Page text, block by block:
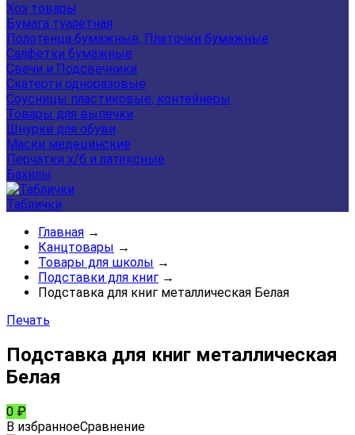
Хоз товары
Бумага туалетная
Полотенца бумажные, Платочки бумажные
Салфетки бумажные
Свечи и Подсвечники
Скатерти одноразовые
Соусницы пластиковые, контейнеры
Товары для выпечки
Шнурки для обуви
Маски медецинские
Перчатки х/б и латексные
Бахилы
Таблички
Главная →
Канцтовары →
Товары для школы →
Подставки для книг →
Подставка для книг металлическая Белая
Печать
Подставка для книг металлическая
Белая
0 ₽
В избранноеСравнение